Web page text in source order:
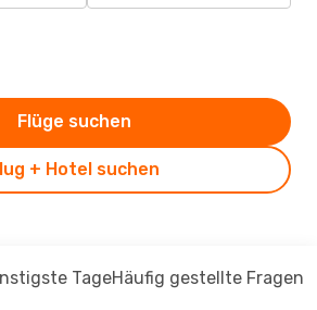
+ Hotel suchen
Flüge suchen
TageHäufig gestellte Fragen